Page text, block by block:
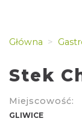
Główna
Stek
Miejscowość:
GLIWICE